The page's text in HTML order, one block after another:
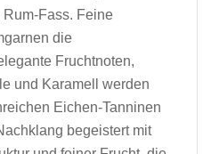
Fass. Feine
die
Fruchtnoten,
und Karamell werden
Eichen-Tanninen
begeistert mit